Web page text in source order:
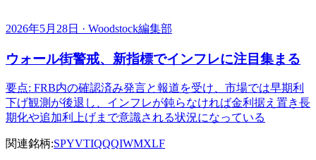
2026年5月28日 · Woodstock編集部
ウォール街警戒、新指標でインフレに注目集まる
要点: FRB内の確認済み発言と報道を受け、市場では早期利
下げ観測が後退し、インフレが鈍らなければ金利据え置き長
期化や追加利上げまで意識される状況になっている
関連銘柄:SPYVTIQQQIWMXLF